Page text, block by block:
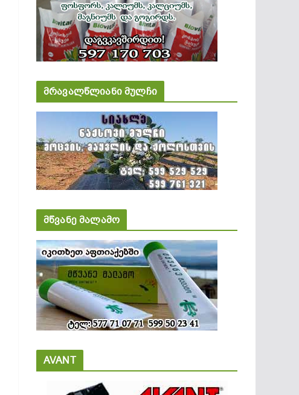
მრავალწლიანი მულჩი
მწვანე მალამო
AVANT